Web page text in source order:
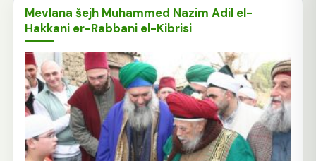
Mevlana šejh Muhammed Nazim Adil el-
Hakkani er-Rabbani el-Kibrisi